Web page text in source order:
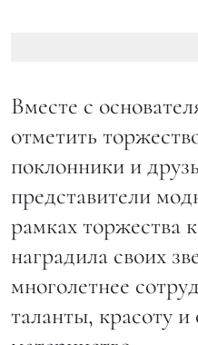
Вместе с
отметить
поклонники и
представители
рамках торжества
наградила своих
многолетнее
таланты, красоту и